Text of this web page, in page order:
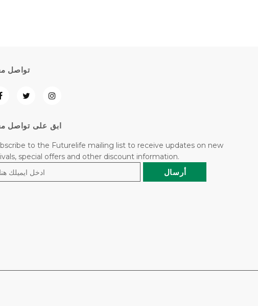
تواصل
ابق على تواصل
to the Futurelife mailing list to receive updates on new
special offers and other discount information.